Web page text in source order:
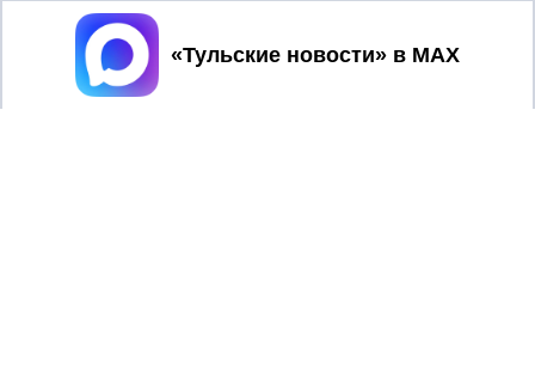
Принять